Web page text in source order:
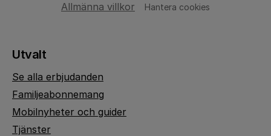
Allmänna villkor Hantera cookies
Utvalt
Se alla erbjudanden
Familjeabonnemang
Mobilnyheter och guider
Tjänster